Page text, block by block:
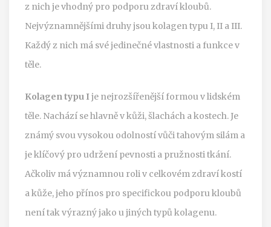
z nich je vhodný pro podporu zdraví kloubů.
Nejvýznamnějšími druhy jsou kolagen typu I, II a III.
Každý z nich má své jedinečné vlastnosti a funkce v
těle.
Kolagen typu Ije nejrozšířenější formou v lidském
těle. Nachází se hlavně v kůži, šlachách a kostech. Je
známý svou vysokou odolností vůči tahovým silám a
je klíčový pro udržení pevnosti a pružnosti tkání.
Ačkoliv má významnou roli v celkovém zdraví kostí
a kůže, jeho přínos pro specifickou podporu kloubů
není tak výrazný jako u jiných typů kolagenu.